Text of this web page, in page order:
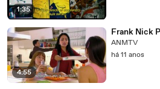
1:35
4:55
Frank Nick
ANMTV
há 11 anos